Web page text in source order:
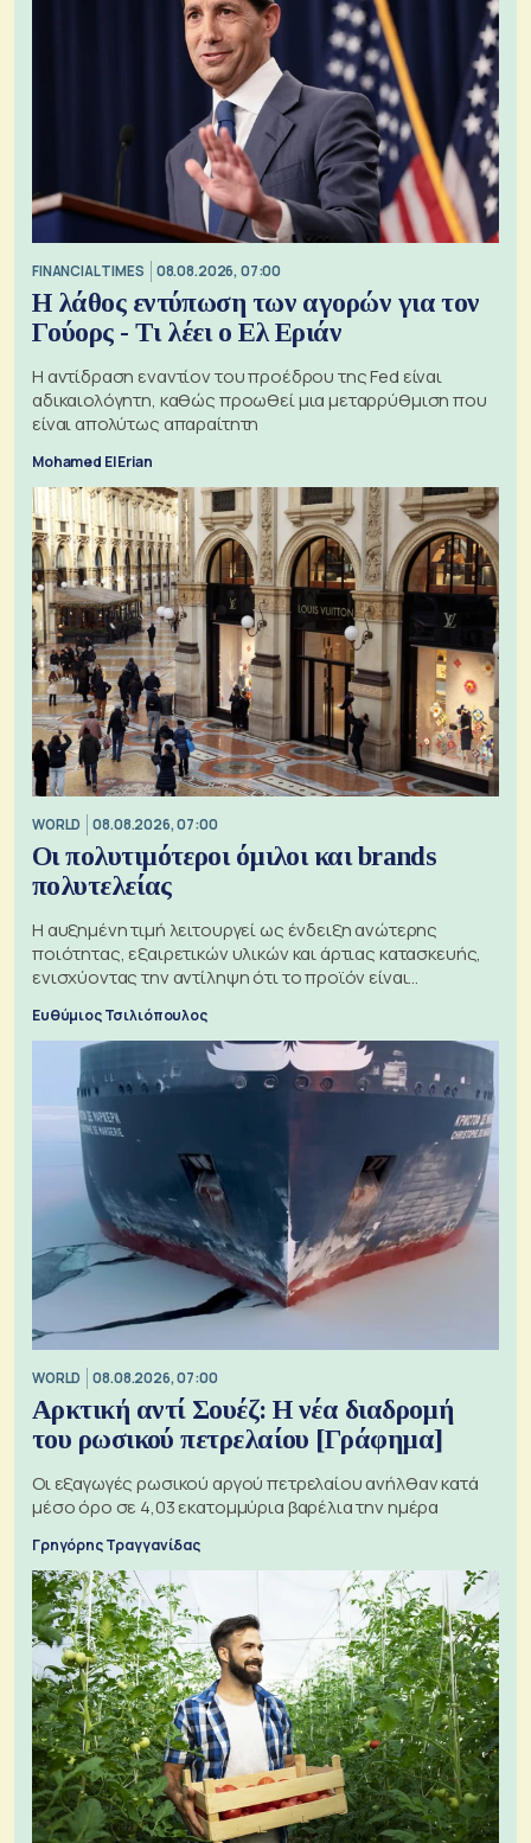
FINANCIAL TIMES 08.08.2026, 07:00
Η λάθος εντύπωση των αγορών για τον
Γούορς - Τι λέει ο Ελ Εριάν
Η αντίδραση εναντίον του προέδρου της Fed είναι
αδικαιολόγητη, καθώς προωθεί μια μεταρρύθμιση που
είναι απολύτως απαραίτητη
Mohamed El Erian
WORLD 08.08.2026, 07:00
Οι πολυτιμότεροι όμιλοι και brands
πολυτελείας
Η αυξημένη τιμή λειτουργεί ως ένδειξη ανώτερης
ποιότητας, εξαιρετικών υλικών και άρτιας κατασκευής,
ενισχύοντας την αντίληψη ότι το προϊόν είναι
Ευθύμιος Τσιλιόπουλος
WORLD 08.08.2026, 07:00
Αρκτική αντί Σουέζ: Η νέα διαδρομή
του ρωσικού πετρελαίου [Γράφημα]
Οι εξαγωγές ρωσικού αργού πετρελαίου ανήλθαν κατά
μέσο όρο σε 4,03 εκατομμύρια βαρέλια την ημέρα
Γρηγόρης Τραγγανίδας